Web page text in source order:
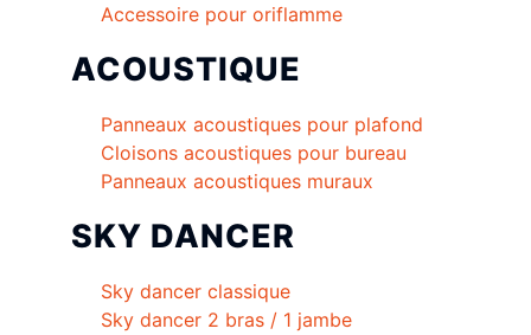
Accessoire pour oriflamme
ACOUSTIQUE
Panneaux acoustiques pour plafond
Cloisons acoustiques pour bureau
Panneaux acoustiques muraux
SKY DANCER
Sky dancer classique
Sky dancer 2 bras / 1 jambe